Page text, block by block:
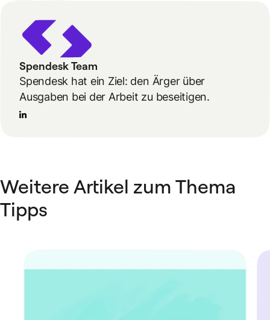
Spendesk Team
Spendesk hat ein Ziel: den Ärger über
Ausgaben bei der Arbeit zu beseitigen.
Weitere Artikel zum Thema
Tipps